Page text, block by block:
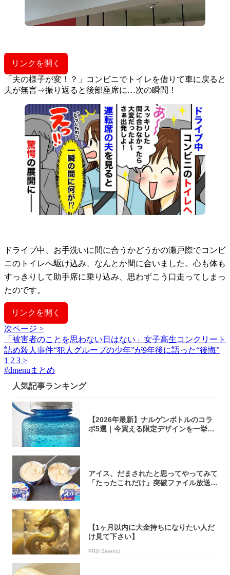
リンクを開く
「夫の様子が変！？」コンビニでトイレを借りて車に戻ると
夫が無言⇒振り返ると後部座席に…次の瞬間！
ドライブ中、お手洗いに間に合うかどうかの瀬戸際でコンビ
ニのトイレへ駆け込み、なんとか間に合いました。心も体も
すっきりして助手席に乗り込み、思わずこう口走ってしまっ
たのです。
リンクを開く
次ページ >
「被害者のことを思わない日はない」女子高生コンクリート
詰め殺人事件“犯人グループの少年”が9年後に語った“後悔”
1 2 3 >
#dmenuまとめ
人気記事ランキング
【2026年最新】ナルゲンボトルのコラ
ボ5選｜今買える限定デザインを一挙紹
アイス、だまされたと思ってやってみて
「たったこれだけ」突破ファイル放送で
【1ヶ月以内に大金持ちになりたい人だ
け見て下さい】
PR(Il Sereno)